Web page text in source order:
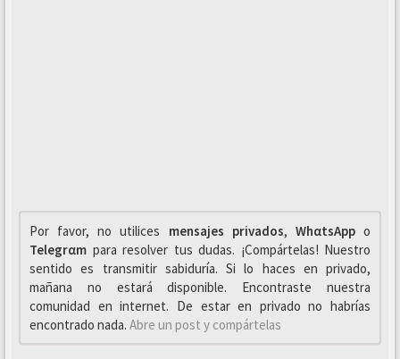
Por favor, no utilices mensajes privados, WhαtsAppo
Telegrαm para resolver tus dudas. ¡Compártelas! Nuestro
sentido es transmitir sabiduría. Si lo haces en privado,
mañana no estará disponible. Encontraste nuestra
comunidad en internet. De estar en privado no habrías
encontrado nada. Abre un post y compártelas